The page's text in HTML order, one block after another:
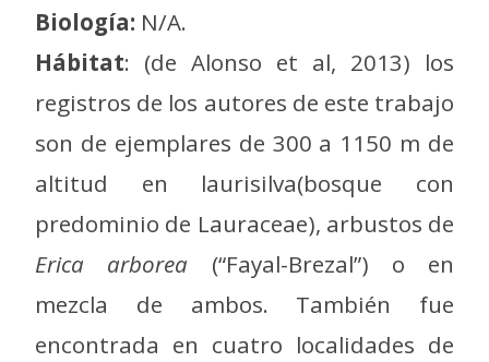
Biología: N/A.
Hábitat: (de Alonso et al, 2013) los
registros de los autores de este trabajo
son de ejemplares de 300 a 1150 m de
altitud en laurisilva(bosque con
predominio de Lauraceae), arbustos de
Erica arborea (“Fayal-Brezal”) o en
mezcla de ambos. También fue
encontrada en cuatro localidades de